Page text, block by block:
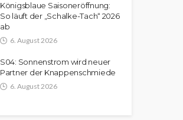
Königsblaue Saisoneröffnung:
So läuft der „Schalke-Tach“ 2026
ab
6. August 2026
S04: Sonnenstrom wird neuer
Partner der Knappenschmiede
6. August 2026